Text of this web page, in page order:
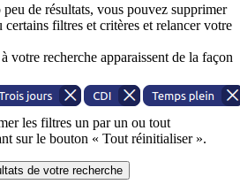
de résultats, vous pouvez supprimer
certains filtres et critères et relancer votre
votre recherche apparaissent de la façon
les filtres un par un ou tout
sur le bouton « Tout réinitialiser ».
de votre recherche